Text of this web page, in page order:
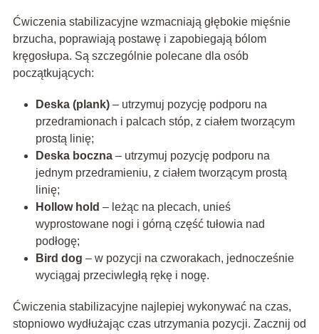
Ćwiczenia stabilizacyjne wzmacniają głębokie mięśnie
brzucha, poprawiają postawę i zapobiegają bólom
kręgosłupa. Są szczególnie polecane dla osób
początkujących:
Deska (plank)– utrzymuj pozycję podporu na
przedramionach i palcach stóp, z ciałem tworzącym
prostą linię;
Deska boczna– utrzymuj pozycję podporu na
jednym przedramieniu, z ciałem tworzącym prostą
linię;
Hollow hold – leżąc na plecach, unieś
wyprostowane nogi i górną część tułowia nad
podłogę;
Bird dog – w pozycji na czworakach, jednocześnie
wyciągaj przeciwległą rękę i nogę.
Ćwiczenia stabilizacyjne najlepiej wykonywać na czas,
stopniowo wydłużając czas utrzymania pozycji. Zacznij od